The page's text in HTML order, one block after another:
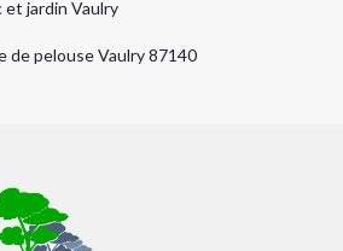
jardin Vaulry
de pelouse Vaulry 87140